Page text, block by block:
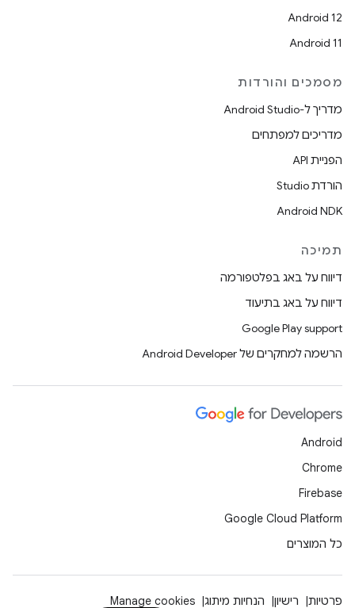
Android 12
Android 11
מסמכים והורדות
מדריך ל-Android Studio
מדריכים למפתחים
הפניית API
הורדת Studio
Android NDK
תמיכה
דיווח על באג בפלטפורמה
דיווח על באג בתיעוד
Google Play support
הרשמה למחקרים של Android Developer
Android
Chrome
Firebase
Google Cloud Platform
כל המוצרים
פרטיות רישיון הנחיות מיתוג Manage cookies